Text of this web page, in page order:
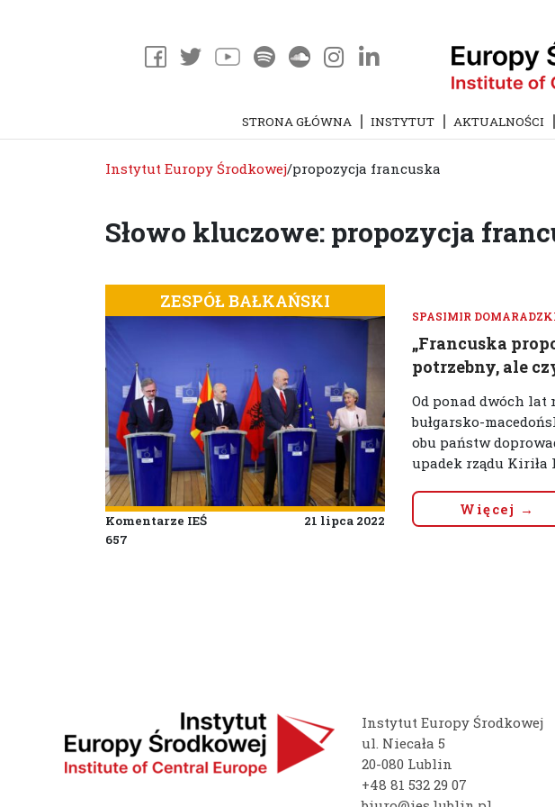
STRONA GŁÓWNA INSTYTUT AKTUALNOŚCI
Instytut Europy Środkowej/propozycja francuska
Słowo kluczowe: propozycja
ZESPÓŁ BAŁKAŃSKI
Komentarze IEŚ
657
21 lipca 2022
SPASIMIR
„Francuska
potrzebny, ale
Od ponad dwóch lat
bułgarsko-
obu państw
upadek rządu Kiriła
Więcej →
Instytut Europy Środkowej
ul. Niecała 5
20-080 Lublin
+48 81 532 29 07